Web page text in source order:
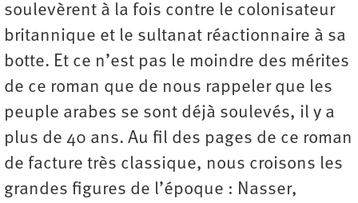
soulevèrent à la fois contre le colonisateur
britannique et le sultanat réactionnaire à sa
botte. Et ce n’est pas le moindre des mérites
de ce roman que de nous rappeler que les
peuple arabes se sont déjà soulevés, il y a
plus de 40 ans. Au fil des pages de ce roman
de facture très classique, nous croisons les
grandes figures de l’époque : Nasser,